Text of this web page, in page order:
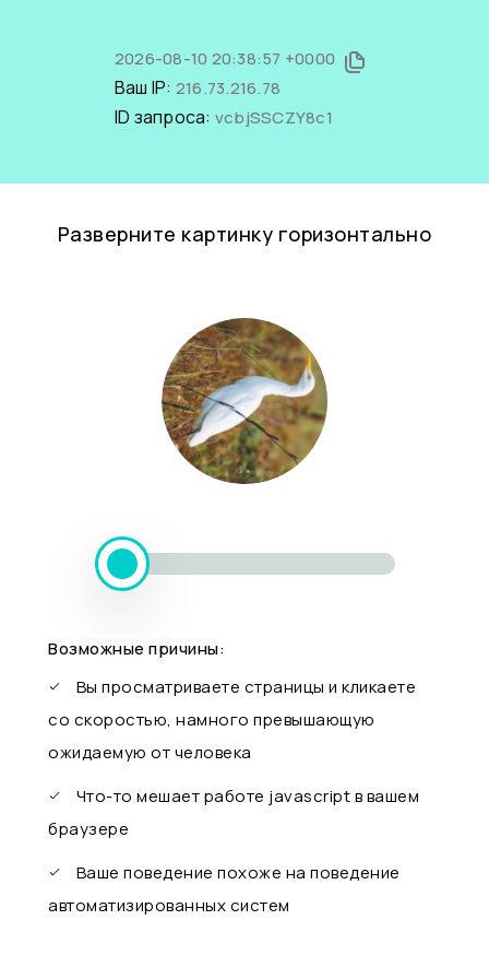
2026-08-10 20:38:57 +0000
Ваш IP: 216.73.216.78
ID запроса: vcbjSSCZY8c1
Разверните картинку горизонтально
Возможные причины:
Вы просматриваете страницы и кликаете
со скоростью, намного превышающую
ожидаемую от человека
Что-то мешает работе javascript в вашем
браузере
Ваше поведение похоже на поведение
автоматизированных систем